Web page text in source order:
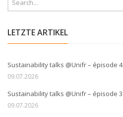
LETZTE ARTIKEL
Sustainability talks @Unifr – épisode 4
09.07.2026
Sustainability talks @Unifr – épisode 3
09.07.2026